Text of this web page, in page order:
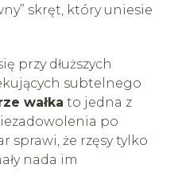
skręt, który uniesie
przy dłuższych
subtelnego
wałka to jedna z
po
sprawi, że rzęsy tylko
nada im